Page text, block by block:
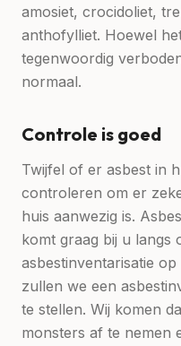
amosiet, crocidoliet,
anthofylliet. Hoewel
tegenwoordig
normaal.
Controle is goed
Twijfel of er asbest in
controleren om er
huis aanwezig is.
komt graag bij u langs
asbestinventarisatie
zullen we een
te stellen. Wij komen
monsters af te nemen